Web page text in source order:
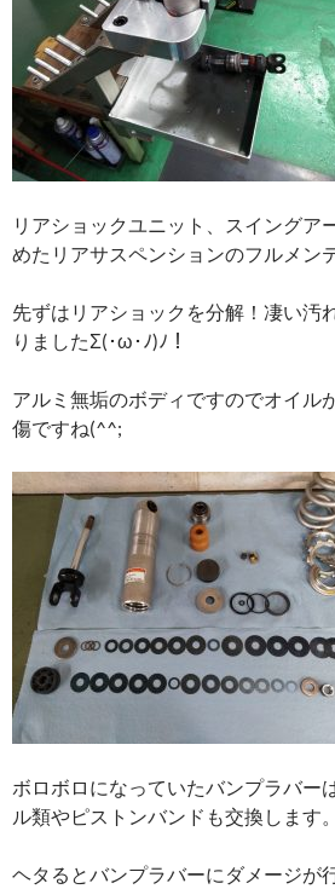
リアショックユニット、スイングア
めたリアサスペンションのフルメン
先ずはリアショックを分解！凄い汚
りましたΣ(･ω･ﾉ)ﾉ！
アルミ無垢のボディですのでオイル
傷ですね(^^;
ボロボロになっていたバンプラバー
ル類やピストンバンドも交換します。
ヘタるとバンプラバーにダメージが